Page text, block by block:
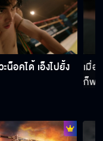
อกเลยเนอะ
ย
ะน็อคได้ เอ็งไปยั้ง
เมื่อ
ก็พอ